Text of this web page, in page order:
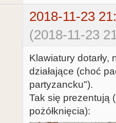
2018-11-23
(2018-11-23
Klawiatury
działające (choć
partyzancku").
Tak się prezentują
pożółknięcia):